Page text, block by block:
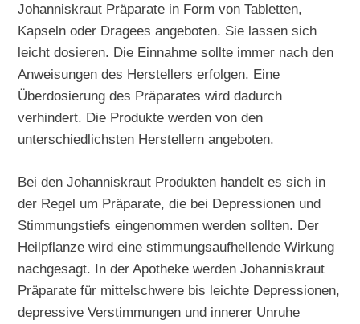
Johanniskraut Präparate in Form von Tabletten,
Kapseln oder Dragees angeboten. Sie lassen sich
leicht dosieren. Die Einnahme sollte immer nach den
Anweisungen des Herstellers erfolgen. Eine
Überdosierung des Präparates wird dadurch
verhindert. Die Produkte werden von den
unterschiedlichsten Herstellern angeboten.
Bei den Johanniskraut Produkten handelt es sich in
der Regel um Präparate, die bei Depressionen und
Stimmungstiefs eingenommen werden sollten. Der
Heilpflanze wird eine stimmungsaufhellende Wirkung
nachgesagt. In der Apotheke werden Johanniskraut
Präparate für mittelschwere bis leichte Depressionen,
depressive Verstimmungen und innerer Unruhe